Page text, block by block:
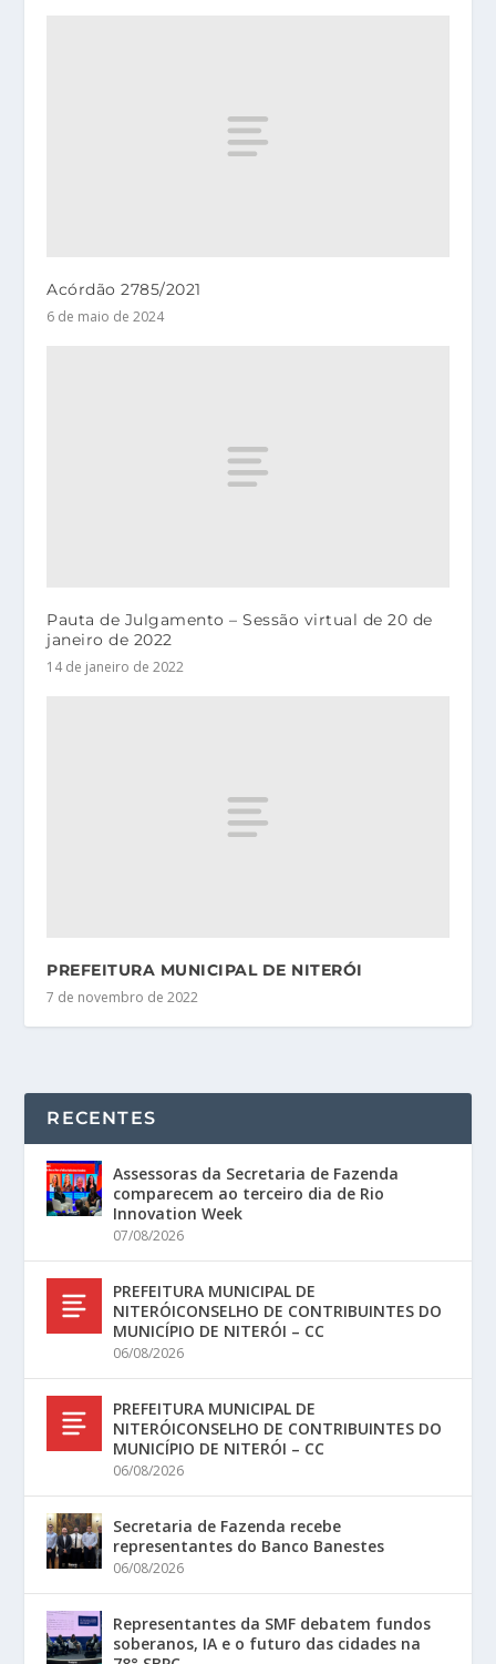
Acórdão 2785/2021
6 de maio de 2024
Pauta de Julgamento – Sessão virtual de 20 de
janeiro de 2022
14 de janeiro de 2022
PREFEITURA MUNICIPAL DE NITERÓI
7 de novembro de 2022
RECENTES
Assessoras da Secretaria de Fazenda
comparecem ao terceiro dia de Rio
Innovation Week
07/08/2026
PREFEITURA MUNICIPAL DE
NITERÓICONSELHO DE CONTRIBUINTES DO
MUNICÍPIO DE NITERÓI – CC
06/08/2026
PREFEITURA MUNICIPAL DE
NITERÓICONSELHO DE CONTRIBUINTES DO
MUNICÍPIO DE NITERÓI – CC
06/08/2026
Secretaria de Fazenda recebe
representantes do Banco Banestes
06/08/2026
Representantes da SMF debatem fundos
soberanos, IA e o futuro das cidades na